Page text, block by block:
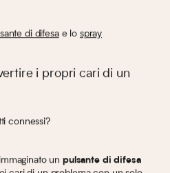
di difesae lo spray
i propri cari di un
connessi?
un pulsante di difesa